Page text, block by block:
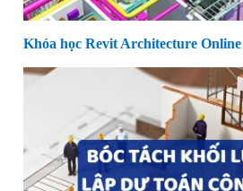
Khóa học Revit Architecture Online